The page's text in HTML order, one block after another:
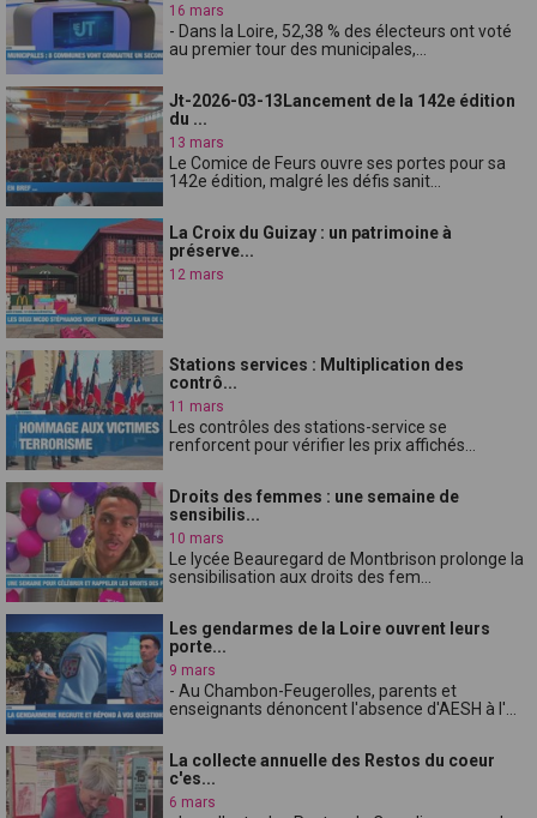
16 mars
- Dans la Loire, 52,38 % des électeurs ont voté
au premier tour des municipales,...
Jt-2026-03-13Lancement de la 142e édition
du ...
13 mars
Le Comice de Feurs ouvre ses portes pour sa
142e édition, malgré les défis sanit...
La Croix du Guizay : un patrimoine à
préserve...
12 mars
Stations services : Multiplication des
contrô...
11 mars
Les contrôles des stations-service se
renforcent pour vérifier les prix affichés...
Droits des femmes : une semaine de
sensibilis...
10 mars
Le lycée Beauregard de Montbrison prolonge la
sensibilisation aux droits des fem...
Les gendarmes de la Loire ouvrent leurs
porte...
9 mars
- Au Chambon-Feugerolles, parents et
enseignants dénoncent l'absence d'AESH à l'...
La collecte annuelle des Restos du coeur
c'es...
6 mars